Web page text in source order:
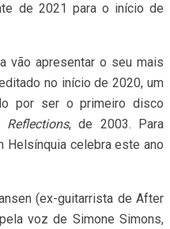
de 2021 para o início de
vão apresentar o seu mais
no início de 2020, um
por ser o primeiro disco
Reflections, de 2003. Para
Helsínquia celebra este ano
(ex-guitarrista de After
voz de Simone Simons,